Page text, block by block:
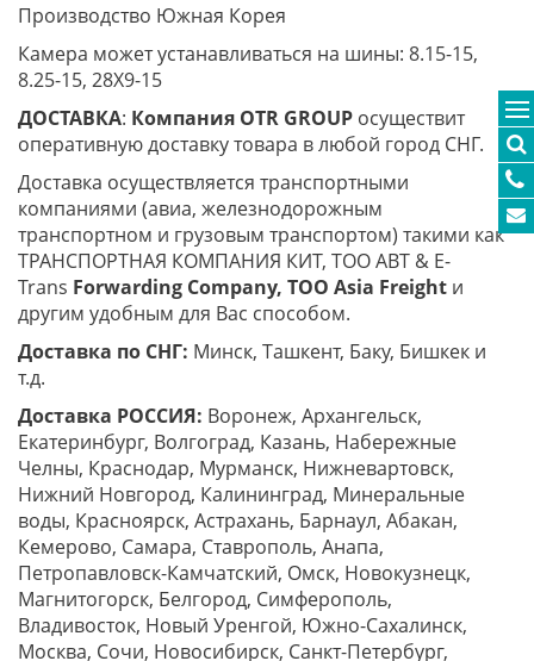
Производство Южная Корея
Камера может устанавливаться на шины: 8.15-15,
8.25-15, 28X9-15
ДОСТАВКА: Компания OTR GROUP осуществит
оперативную доставку товара в любой город СНГ.
Доставка осуществляется транспортными
компаниями (авиа, железнодорожным
транспортном и грузовым транспортом) такими как
ТРАНСПОРТНАЯ КОМПАНИЯ КИТ, ТОО ABT & E-
Trans Forwarding Company, ТОО Asia Freight и
другим удобным для Вас способом.
Доставка по СНГ: Минск, Ташкент, Баку, Бишкек и
т.д.
Доставка РОССИЯ: Воронеж, Архангельск,
Екатеринбург, Волгоград, Казань, Набережные
Челны, Краснодар, Мурманск, Нижневартовск,
Нижний Новгород, Калининград, Минеральные
воды, Красноярск, Астрахань, Барнаул, Абакан,
Кемерово, Самара, Ставрополь, Анапа,
Петропавловск-Камчатский, Омск, Новокузнецк,
Магнитогорск, Белгород, Симферополь,
Владивосток, Новый Уренгой, Южно-Сахалинск,
Москва, Сочи, Новосибирск, Санкт-Петербург,